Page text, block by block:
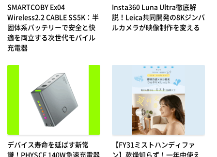
SMARTCOBY Ex04
Wireless2.2 CABLE SS5K：半
固体系バッテリーで安全と快
適を両立する次世代モバイル
充電器
Insta360 Luna Ultra徹底解
説！Leica共同開発の8Kジンバ
ルカメラが映像制作を変える
デバイス寿命を延ばす新常
識！PHYSCE 140W急速充電器
【FY31ミストハンディファ
ン】乾燥知らず！一年中使え